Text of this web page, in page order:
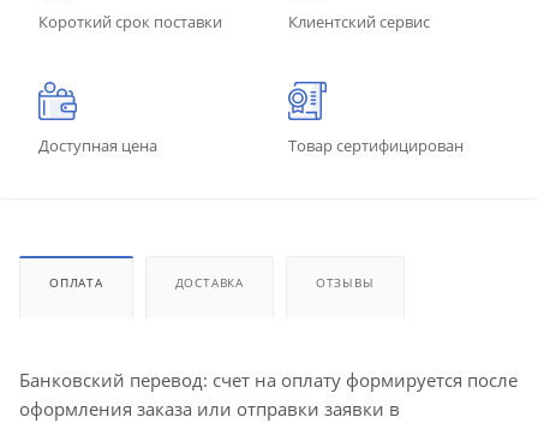
Короткий срок поставки Клиентский сервис
Доступная цена Товар сертифицирован
ОПЛАТА ДОСТАВКА ОТЗЫВЫ
Банковский перевод: счет на оплату формируется после
оформления заказа или отправки заявки в